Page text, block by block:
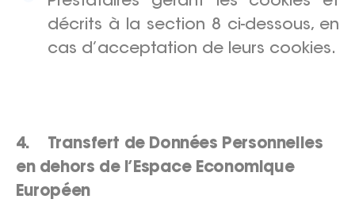
décrits à la section 8 ci-dessous, en
cas d’acceptation de leurs cookies.
4. Transfert de Données Personnelles
en dehors de l’Espace Economique
Européen